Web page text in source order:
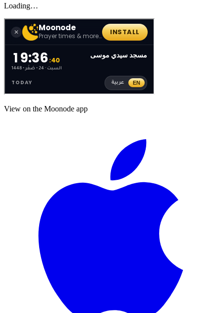
Loading…
View on the Moonode app